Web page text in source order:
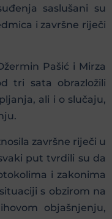
saslušani su
i završne riječi
Pašić i Mirza
tri sata obrazložili
ali i o slučaju,
završne riječi u
put tvrdili su da
i zakonima
s obzirom na
objašnjenju,